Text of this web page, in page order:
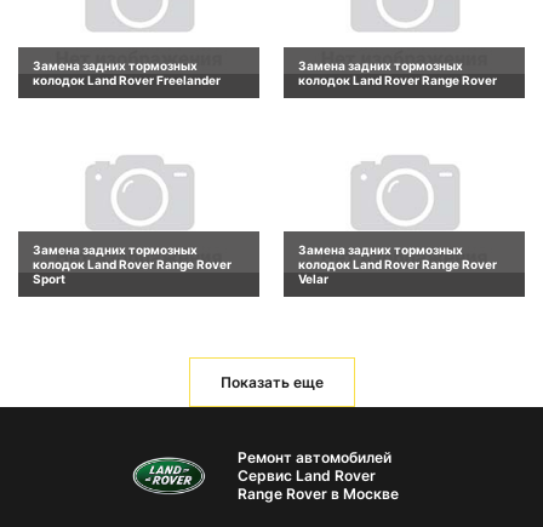
Замена задних тормозных
колодок Land Rover Freelander
Замена задних тормозных
колодок Land Rover Range Rover
Замена задних тормозных
колодок Land Rover Range Rover
Sport
Замена задних тормозных
колодок Land Rover Range Rover
Velar
Показать еще
Ремонт автомобилей
Сервис Land Rover
Range Rover в Москве